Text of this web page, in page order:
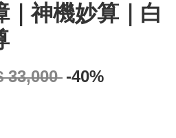
｜神機妙算｜白
33,000 -40%